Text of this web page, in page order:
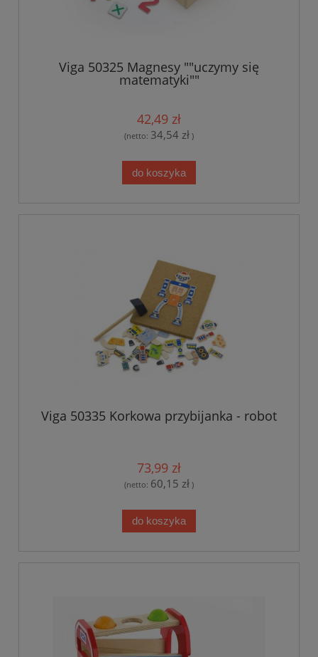
Viga 50325 Magnesy ""uczymy się
matematyki""
42,49 zł
(netto: 34,54 zł )
do koszyka
Viga 50335 Korkowa przybijanka - robot
73,99 zł
(netto: 60,15 zł )
do koszyka